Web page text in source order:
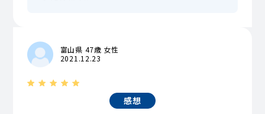
富山県 47歳 女性
2021.12.23
感想